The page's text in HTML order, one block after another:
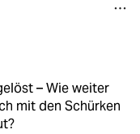
– Wie weiter
mit den Schürken